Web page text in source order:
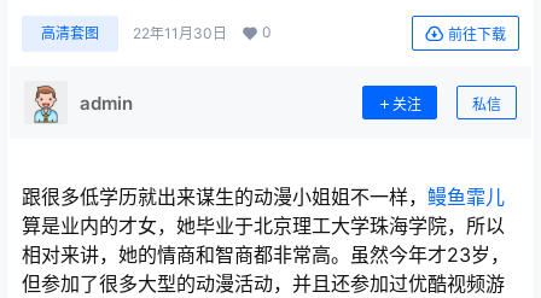
高清套图 22年11月30日 0 前往下载
admin 关注 私信
跟很多低学历就出来谋生的动漫小姐姐不一样， 鳗鱼霏儿
算是业内的才女，她毕业于北京理工大学珠海学院，所以
相对来讲，她的情商和智商都非常高。虽然今年才23岁，
但参加了很多大型的动漫活动，并且还参加过优酷视频游